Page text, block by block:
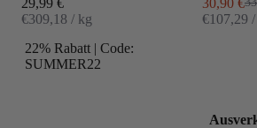
€309,18 / kg
22% Rabatt | Code:
SUMMER22
€107,29